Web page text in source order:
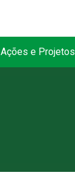
Ações e Projetos